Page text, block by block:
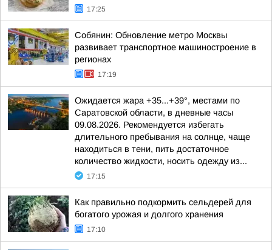
17:25
Собянин: Обновление метро Москвы
развивает транспортное машиностроение в
регионах
17:19
Ожидается жара +35...+39°, местами по
Саратовской области, в дневные часы
09.08.2026. Рекомендуется избегать
длительного пребывания на солнце, чаще
находиться в тени, пить достаточное
количество жидкости, носить одежду из...
17:15
Как правильно подкормить сельдерей для
богатого урожая и долгого хранения
17:10